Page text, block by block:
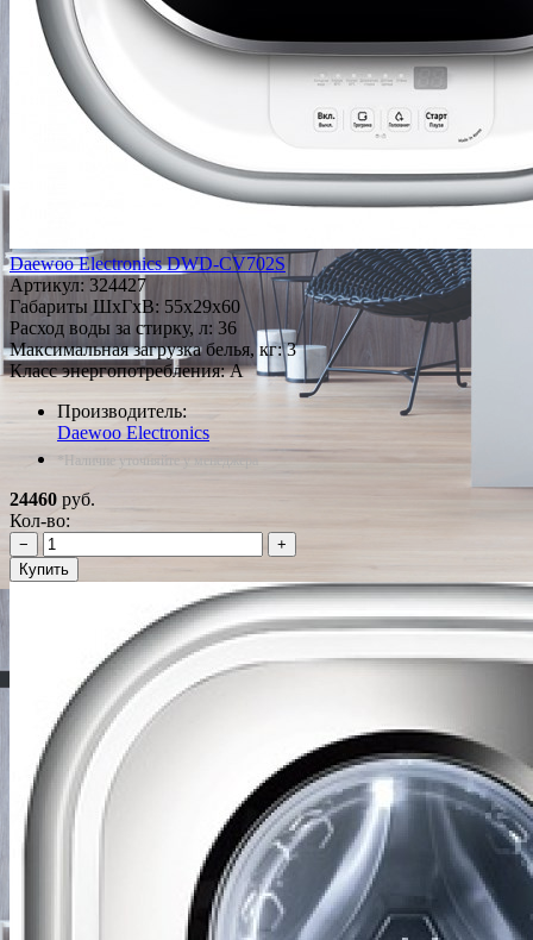
Daewoo Electronics DWD-CV702S
Артикул: 324427
Габариты ШxГxВ: 55x29x60
Расход воды за стирку, л: 36
Максимальная загрузка белья, кг: 3
Класс энергопотребления: A
Производитель:
Daewoo Electronics
*Наличие уточняйте у менеджера
24460 руб.
Кол-во:
−
+
Купить